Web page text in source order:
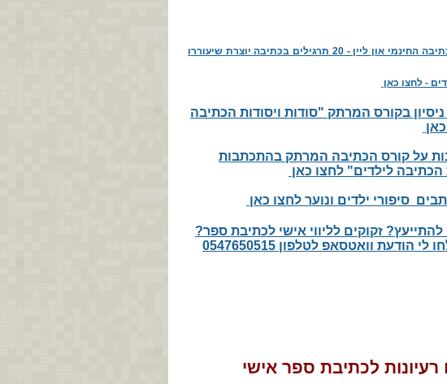
להרשמה לקורס הכתיבה החינמי און ליין - 20 תרגילים בכתיבה יוצרת שיעוררו
- לחצו כאן
בקורס המרתק "סודות ויסודות הכתיבה
על קורס הכתיבה המרתק בהתכתבות
הכתיבה לילדים" לחצו כאן
סיפורי ילדים ונוער לחצו כאן
זקוקים לליווי אישי לכתיבת ספר?
הודעת וואטסאפ לטלפון 0547650515
לכתיבת ספר אישי